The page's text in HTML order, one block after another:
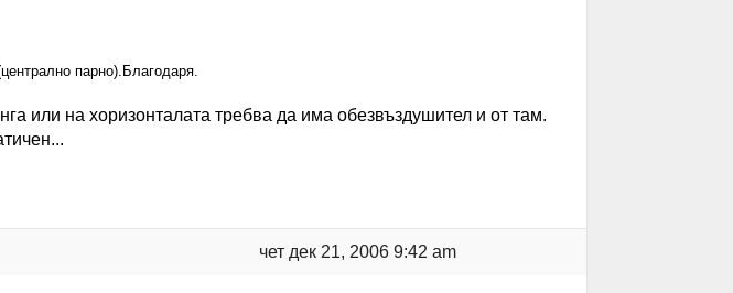
парно).Благодаря.
или на хоризонталата требва да има обезвъздушител и от там.
чет дек 21, 2006 9:42 am